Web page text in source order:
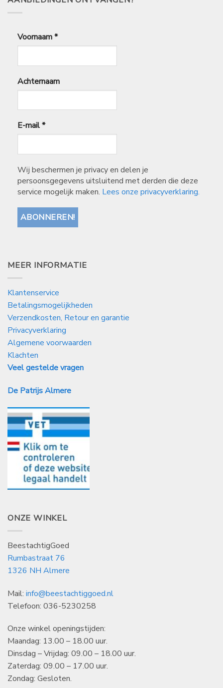
Voornaam*
Achternaam
E-mail*
Wij beschermen je privacy en delen je
persoonsgegevens uitsluitend met derden die deze
service mogelijk maken. Lees onze privacyverklaring.
MEER INFORMATIE
Klantenservice
Betalingsmogelijkheden
Verzendkosten, Retour en garantie
Privacyverklaring
Algemene voorwaarden
Klachten
Veel gestelde vragen
De Patrijs Almere
ONZE WINKEL
BeestachtigGoed
Rumbastraat 76
1326 NH Almere
Mail: info@beestachtiggoed.nl
Telefoon: 036-5230258
Onze winkel openingstijden:
Maandag: 13.00 – 18.00 uur.
Dinsdag – Vrijdag: 09.00 – 18.00 uur.
Zaterdag: 09.00 – 17.00 uur.
Zondag: Gesloten.